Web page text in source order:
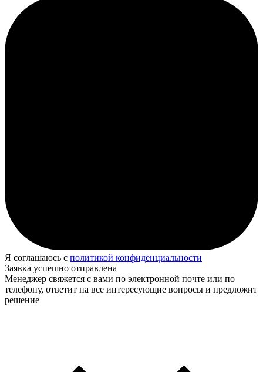
Я соглашаюсь с политикой конфиденциальности
Заявка успешно отправлена
Менеджер свяжется с вами по электронной почте или по
телефону, ответит на все интересующие вопросы и предложит
решение